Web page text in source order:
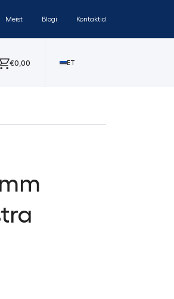
Meist Blogi Kontaktid
€0,00 ET